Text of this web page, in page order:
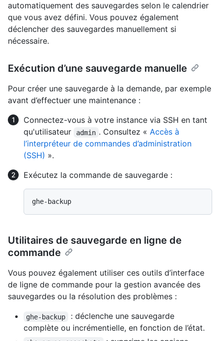
automatiquement des sauvegardes selon le calendrier
que vous avez défini. Vous pouvez également
déclencher des sauvegardes manuellement si
nécessaire.
Exécution d’une sauvegarde manuelle
Pour créer une sauvegarde à la demande, par exemple
avant d’effectuer une maintenance :
Connectez-vous à votre instance via SSH en tant
qu'utilisateur
admin . Consultez « Accès à
l’interpréteur de commandes d’administration
(SSH) ».
Exécutez la commande de sauvegarde :
Utilitaires de sauvegarde en ligne de
commande
Vous pouvez également utiliser ces outils d’interface
de ligne de commande pour la gestion avancée des
sauvegardes ou la résolution des problèmes :
ghe-backup
: déclenche une sauvegarde
complète ou incrémentielle, en fonction de l’état.